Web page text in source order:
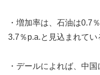
・増加率は、石油は0.7
3.7％p.a.と見込まれてい
・デールによれば、中